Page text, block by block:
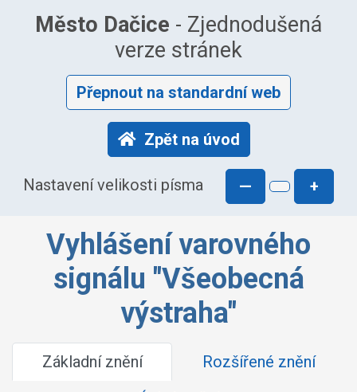
Město Dačice - Zjednodušená
verze stránek
Přepnout na standardní web
Zpět na úvod
Nastavení velikosti písma — +
Vyhlášení varovného
signálu "Všeobecná
výstraha"
Základní znění
Rozšířené znění